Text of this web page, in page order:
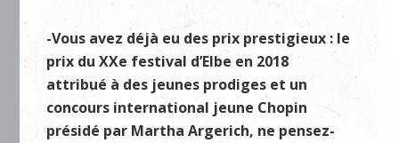
-Vous avez déjà eu des prix prestigieux : le
prix du XXe festival d’Elbe en 2018
attribué à des jeunes prodiges et un
concours international jeune Chopin
présidé par Martha Argerich, ne pensez-